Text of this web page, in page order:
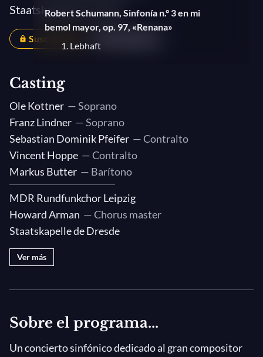
Robert Schumann, Sinfonía n.° 3 en mi
bemol mayor, op. 97, «Renana»
1. Lebhaft
3. Andante, nicht schnell
4. Feierlich
5. Finale : lebhaft
Staatskapelle Dresden
Suscriptores
Casting
Ole Kottner — Soprano
Franz Lindner — Soprano
Sebastian Dominik Pfeifer — Contralto
Vincent Hoppe — Contralto
Markus Butter — Barítono
MDR Rundfunkchor Leipzig
Howard Arman — Chorus master
Staatskapelle de Dresde
Ver más
Sobre el programa...
Un concierto sinfónico dedicado al gran compositor